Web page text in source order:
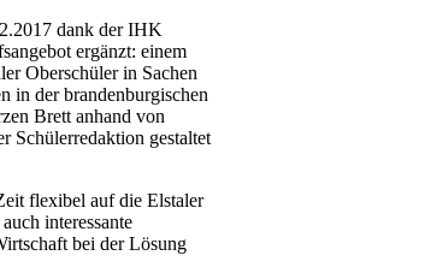
dank der IHK
ergänzt: einem
Oberschüler in Sachen
in der brandenburgischen
Brett anhand von
Schülerredaktion gestaltet
flexibel auf die Elstaler
interessante
bei der Lösung